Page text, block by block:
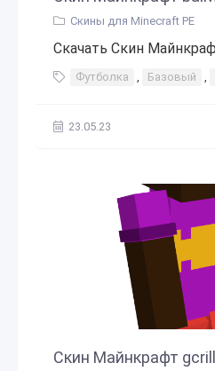
Скины для Minecraft PE
Скачать Скин
Футболка , Базовый ,
23.05.23
Скин Майнкрафт